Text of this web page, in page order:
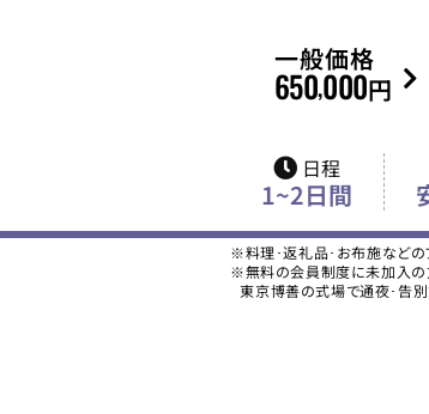
一般価格
650,000円
日程
1~2日間
※料理･返礼品･お布施などの
※無料の会員制度に未加入の
東京博善の式場で通夜･告別